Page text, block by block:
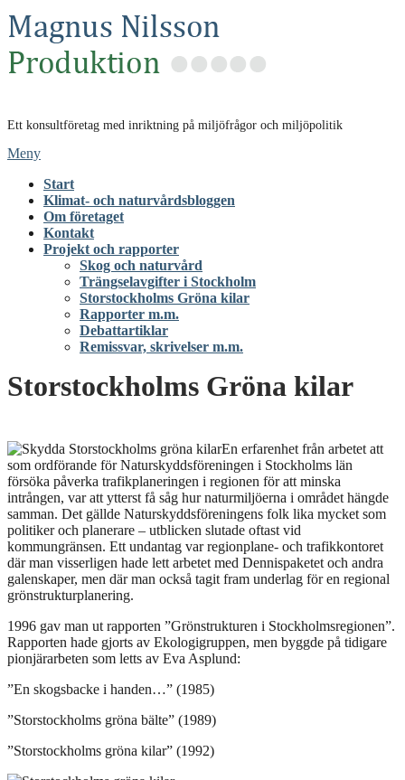
Hoppa
till
innehåll
Ett konsultföretag med inriktning på miljöfrågor och miljöpolitik
Meny
Start
Klimat- och naturvårdsbloggen
Om företaget
Kontakt
Projekt och rapporter
Skog och naturvård
Trängselavgifter i Stockholm
Storstockholms Gröna kilar
Rapporter m.m.
Debattartiklar
Remissvar, skrivelser m.m.
Storstockholms Gröna kilar
En erfarenhet från arbetet att
som ordförande för Naturskyddsföreningen i Stockholms län
försöka påverka trafikplaneringen i regionen för att minska
intrången, var att ytterst få såg hur naturmiljöerna i området hängde
samman. Det gällde Naturskyddsföreningens folk lika mycket som
politiker och planerare – utblicken slutade oftast vid
kommungränsen. Ett undantag var regionplane- och trafikkontoret
där man visserligen hade lett arbetet med Dennispaketet och andra
galenskaper, men där man också tagit fram underlag för en regional
grönstrukturplanering.
1996 gav man ut rapporten ”Grönstrukturen i Stockholmsregionen”.
Rapporten hade gjorts av Ekologigruppen, men byggde på tidigare
pionjärarbeten som letts av Eva Asplund:
”En skogsbacke i handen…” (1985)
”Storstockholms gröna bälte” (1989)
”Storstockholms gröna kilar” (1992)